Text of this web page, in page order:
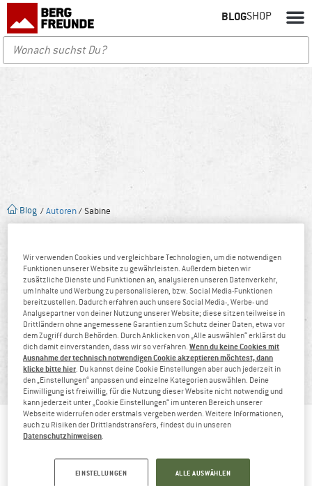
BLOGSHOP
Blog /Autoren/ Sabine
BERGFREUNDIN SABINE
Bergfreundin seit:
Liebste Bergaktivität:
Wir verwenden Cookies und vergleichbare Technologien, um die notwendigen
Funktionen unserer Website zu gewährleisten. Außerdem bieten wir
zusätzliche Dienste und Funktionen an, analysieren unseren Datenverkehr,
um Inhalte und Werbung zu personalisieren, bzw. Social Media-Funktionen
bereitzustellen. Dadurch erfahren auch unsere Social Media-, Werbe- und
Analysepartner von deiner Nutzung unserer Website; diese sitzen teilweise in
Drittländern ohne angemessene Garantien zum Schutz deiner Daten, etwa vor
dem Zugriff durch Behörden. Durch Anklicken von „Alle auswählen“ erklärst du
dich damit einverstanden, dass wir so verfahren.Wenn du keine Cookies mit
Ausnahme der technisch notwendigen Cookie akzeptieren möchtest, dann
klicke bitte hier . Du kannst deine Cookie Einstellungen aber auch jederzeit in
den „Einstellungen“ anpassen und einzelne Kategorien auswählen. Deine
Einwilligung ist freiwillig, für die Nutzung dieser Website nicht notwendig und
kann jederzeit unter „Cookie Einstellungen“ im unteren Bereich unserer
Webseite widerrufen oder erstmals vergeben werden. Weitere Informationen,
auch zu Risiken der Drittlandstransfers, findest du in unseren
Datenschutzhinweisen
EINSTELLUNGEN ALLE AUSWÄHLEN